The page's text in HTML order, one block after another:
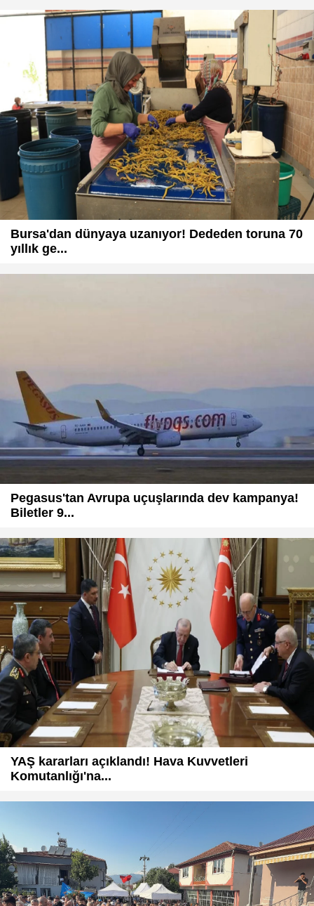
Bursa'dan dünyaya uzanıyor! Dededen toruna 70
yıllık ge...
Pegasus'tan Avrupa uçuşlarında dev kampanya!
Biletler 9...
YAŞ kararları açıklandı! Hava Kuvvetleri
Komutanlığı'na...